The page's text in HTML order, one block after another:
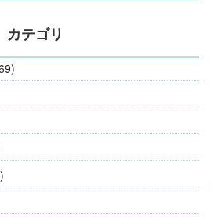
カテゴリ